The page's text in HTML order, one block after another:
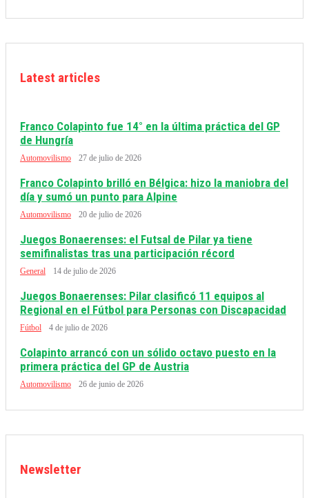
Latest articles
Franco Colapinto fue 14° en la última práctica del GP
de Hungría
Automovilismo 27 de julio de 2026
Franco Colapinto brilló en Bélgica: hizo la maniobra del
día y sumó un punto para Alpine
Automovilismo 20 de julio de 2026
Juegos Bonaerenses: el Futsal de Pilar ya tiene
semifinalistas tras una participación récord
General 14 de julio de 2026
Juegos Bonaerenses: Pilar clasificó 11 equipos al
Regional en el Fútbol para Personas con Discapacidad
Fútbol 4 de julio de 2026
Colapinto arrancó con un sólido octavo puesto en la
primera práctica del GP de Austria
Automovilismo 26 de junio de 2026
Newsletter